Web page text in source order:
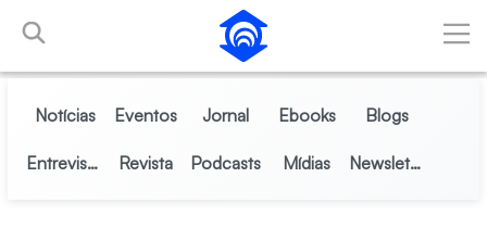
Pular para o Conteúdo principal
Notícias Eventos Jornal Ebooks Blogs
Entrevistas Revista Podcasts Mídias Newsletter